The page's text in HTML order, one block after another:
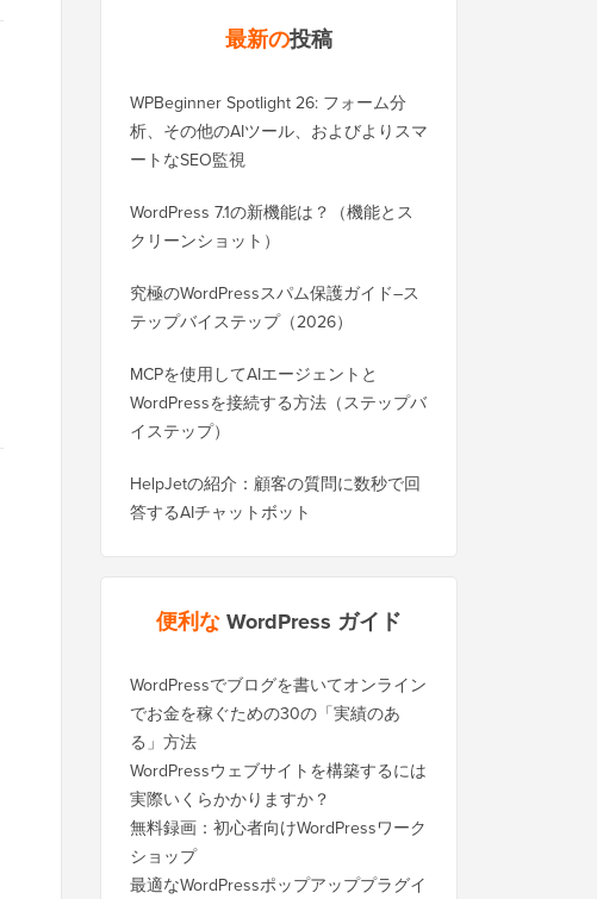
最新の投稿
WPBeginner Spotlight 26: フォーム分
析、その他のAIツール、およびよりスマ
ートなSEO監視
WordPress 7.1の新機能は？（機能とス
クリーンショット）
究極のWordPressスパム保護ガイド–ス
テップバイステップ（2026）
MCPを使用してAIエージェントと
WordPressを接続する方法（ステップバ
イステップ）
HelpJetの紹介：顧客の質問に数秒で回
答するAIチャットボット
便利なWordPress ガイド
WordPressでブログを書いてオンライン
でお金を稼ぐための30の「実績のあ
る」方法
WordPressウェブサイトを構築するには
実際いくらかかりますか？
無料録画：初心者向けWordPressワーク
ショップ
最適なWordPressポップアッププラグイ